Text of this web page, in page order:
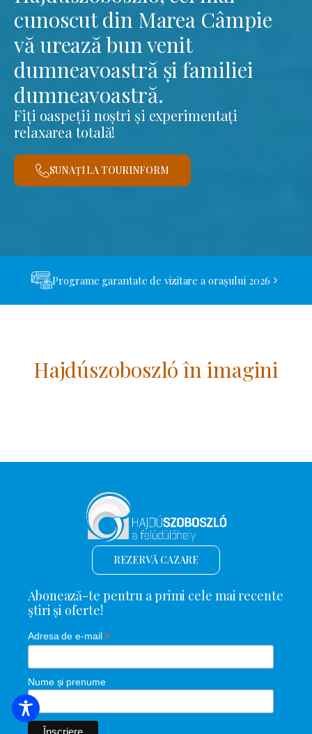
cunoscut din Marea Câmpie
vă urează bun venit
dumneavoastră și familiei
dumneavoastră.
Fiți oaspeții noștri și experimentați
relaxarea totală!
SUNAȚI LA TOURINFORM
Programe garantate de vizitare a orașului 2026
Hajdúszoboszló în imagini
CĂUTARE DE CAZARE
REZERVĂ CAZARE
Abonează-te pentru a primi cele mai recente
știri și oferte!
Adresa de e-mail*
Nume și prenume